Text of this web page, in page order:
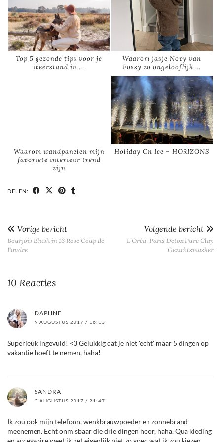
Top 5 gezonde tips voor je
weerstand in …
Waarom jasje Novy van
Fossy zo ongelooflijk …
Waarom wandpanelen mijn
favoriete interieur trend
zijn
Holiday On Ice – HORIZONS
DELEN:
Vorige bericht
Bourjois Blush in 16 Rose Coup de
Foudre
Volgende bericht
L’Oréal Paris Detox Pure Clay
Gezichtsmasker
10 Reacties
DAPHNE
9 AUGUSTUS 2017 / 16:13
Superleuk ingevuld! <3 Gelukkig dat je niet 'echt' maar 5 dingen op
vakantie hoeft te nemen, haha!
SANDRA
3 AUGUSTUS 2017 / 21:47
Ik zou ook mijn telefoon, wenkbrauwpoeder en zonnebrand
meenemen. Echt onmisbaar die drie dingen hoor, haha. Qua kleding
en accessoire weet ik het eigenlijk niet zo goed wat ik zou kiezen…